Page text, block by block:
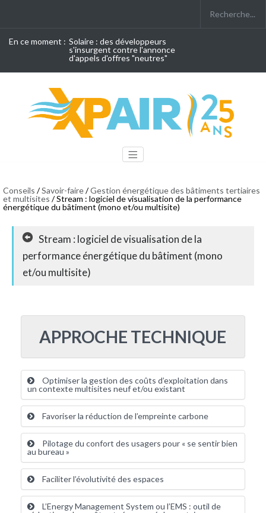
En ce moment : Solaire : des développeurs
s'insurgent contre l'annonce
d'appels d'offres "neutres"
Conseils /Savoir-faire/Gestion énergétique des bâtiments tertiaires
et multisites / Stream : logiciel de visualisation de la performance
énergétique du bâtiment (mono et/ou multisite)
Stream : logiciel de visualisation de la
performance énergétique du bâtiment (mono
et/ou multisite)
APPROCHE TECHNIQUE
Optimiser la gestion des coûts d’exploitation dans
un contexte multisites neuf et/ou existant
Favoriser la réduction de l’empreinte carbone
Pilotage du confort des usagers pour « se sentir bien
au bureau »
Faciliter l’évolutivité des espaces
L’Energy Management System ou l’EMS : outil de